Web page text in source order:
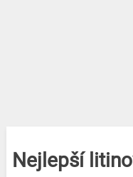
Nejlepší